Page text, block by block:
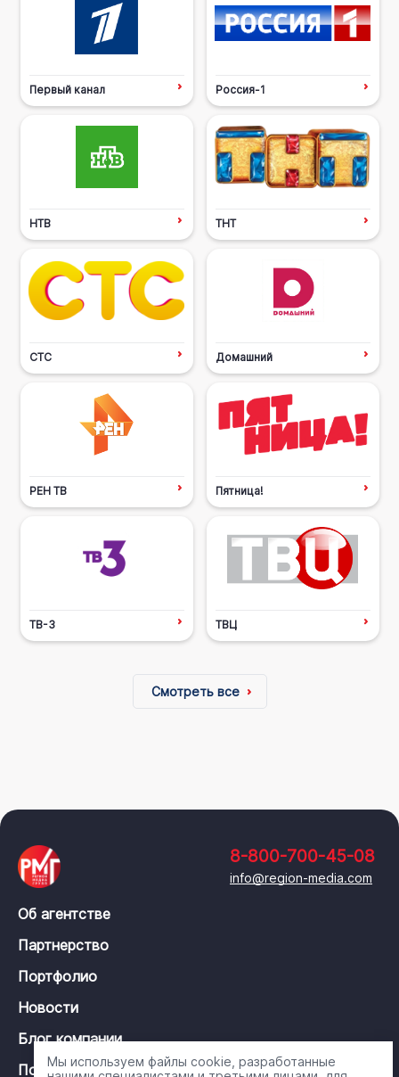
Первый канал Россия-1
НТВ ТНТ
СТС Домашний
РЕН ТВ Пятница!
ТВ-3 ТВЦ
Смотреть все
8-800-700-45-08
info@region-media.com
Об агентстве
Партнерство
Портфолио
Новости
Блог компании
Политика конфиденциальности
Мы используем файлы cookie, разработанные